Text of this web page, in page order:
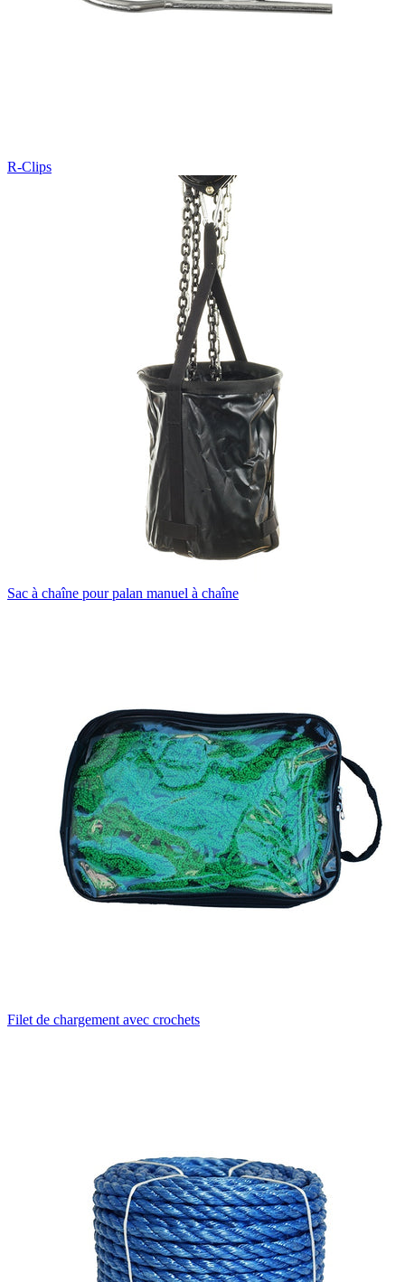
R-Clips
Sac à chaîne pour palan manuel à chaîne
Filet de chargement avec crochets